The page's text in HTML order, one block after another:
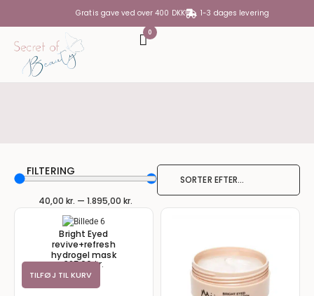
Gratis gave ved over 400 DKK 1-3 dages levering
0
DIN KURV
Din kurv er tom
GÅ TIL KASSE
FILTERING
40,00 kr. — 1.895,00 kr.
Bright Eyed
revive+refresh
hydrogel mask
325,00kr.
TILFØJ TIL KURV